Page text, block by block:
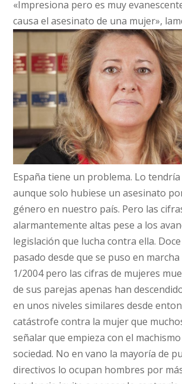
«Impresiona pero es muy
causa el asesinato de una mujer»,
España tiene un problema. Lo tendría
aunque solo hubiese un asesinato
género en nuestro país. Pero las
alarmantemente altas pese a los
legislación que lucha contra ella.
pasado desde que se puso en
1/2004 pero las cifras de mujeres
de sus parejas apenas han
en unos niveles similares desde
catástrofe contra la mujer que
señalar que empieza con el
sociedad. No en vano la mayoría de
directivos lo ocupan hombres por